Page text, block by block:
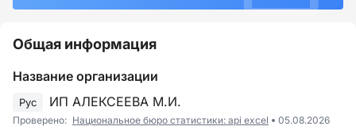
Общая информация
Название организации
Рус ИП АЛЕКСЕЕВА М.И.
Проверено: Национальное бюро статистики: api excel 05.08.2026